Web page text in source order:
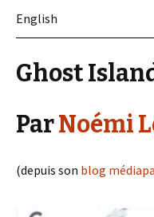
English
Ghost
ParNoémi
(depuis son blog